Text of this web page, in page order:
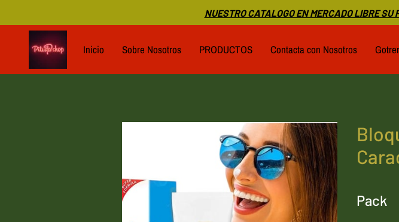
NUESTRO CATALOGO EN MERCADO LIBRE
Inicio Sobre Nosotros PRODUCTOS Contacta con Nosotros
Pack